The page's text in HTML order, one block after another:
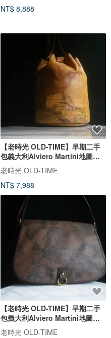
NT$ 8,888
【老時光 OLD-TIME】早期二手
包義大利Alviero Martini地圖水
桶包
老時光 OLD-TIME
NT$ 7,988
【老時光 OLD-TIME】早期二手
包義大利Alviero Martini地圖書
包
老時光 OLD-TIME